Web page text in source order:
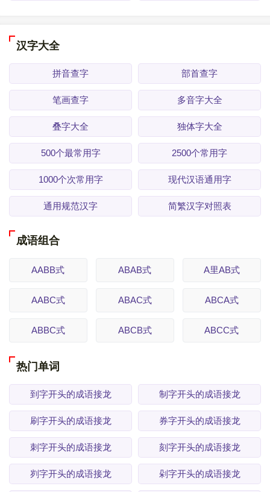
汉字大全
拼音查字 部首查字
笔画查字 多音字大全
叠字大全 独体字大全
500个最常用字 2500个常用字
1000个次常用字 现代汉语通用字
通用规范汉字 简繁汉字对照表
成语组合
AABB式 ABAB式 A里AB式
AABC式 ABAC式 ABCA式
ABBC式 ABCB式 ABCC式
热门单词
到字开头的成语接龙 制字开头的成语接龙
刷字开头的成语接龙 券字开头的成语接龙
刺字开头的成语接龙 刻字开头的成语接龙
刿字开头的成语接龙 剁字开头的成语接龙